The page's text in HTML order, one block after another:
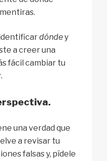
dóndey
a creer una
fácil cambiar tu
una verdad que
a revisar tu
falsas y, pídele